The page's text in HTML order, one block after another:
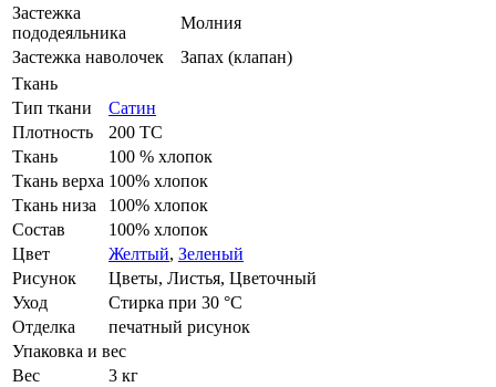
Застежка
пододеяльника
Молния
Застежка наволочек
Запах (клапан)
Ткань
Тип ткани
Сатин
Плотность
200 ТС
Ткань
100 % хлопок
Ткань верха 100% хлопок
Ткань низа
100% хлопок
Состав
100% хлопок
Цвет
Желтый, Зеленый
Рисунок
Цветы, Листья, Цветочный
Уход
Стирка при 30 °С
Отделка
печатный рисунок
Упаковка и вес
Вес
3 кг